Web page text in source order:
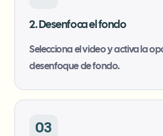
2. Desenfoca el fondo
Selecciona el video y activa la
desenfoque de fondo.
03